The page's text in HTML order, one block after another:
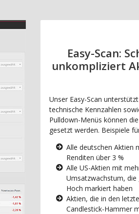
Easy-Scan:
unkompliziert
Unser Easy-Scan
technische Kennzahlen
Pulldown-Menüs können
gesetzt werden. Beispiele
Alle deutschen Aktien
Renditen über 3 %
Alle US-Aktien mit
Umsatzwachstum, die
Hoch markiert haben
Aktien, die in den
Candlestick-Hammer